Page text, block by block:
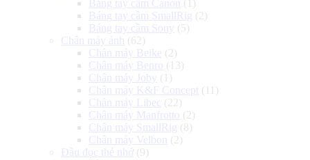
Báng tay cầm Canon
(1)
Báng tay cầm SmallRig (2)
Báng tay cầm Sony (5)
Chân máy ảnh
(62)
Chân máy Beike (2)
Chân máy Benro (13)
Chân máy Joby (1)
Chân máy K&F Concept (11)
Chân máy Libec (22)
Chân máy Manfrotto (2)
Chân máy SmallRig (8)
Chân máy Velbon
(2)
Đầu đọc thẻ nhớ (9)